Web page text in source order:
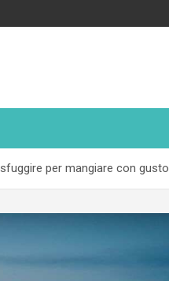
per mangiare con gusto